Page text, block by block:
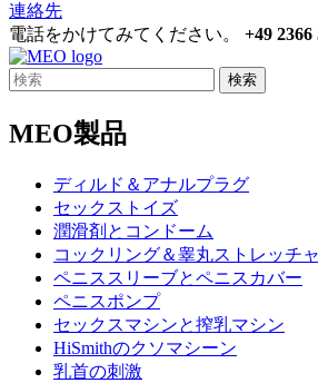
連絡先
電話をかけてみてください。 +49 2366
検索
MEO製品
ディルド＆アナルプラグ
セックストイズ
潤滑剤とコンドーム
コックリング＆睾丸ストレッチ
ペニススリーブとペニスカバー
ペニスポンプ
セックスマシンと搾乳マシン
HiSmithのクソマシーン
乳首の刺激